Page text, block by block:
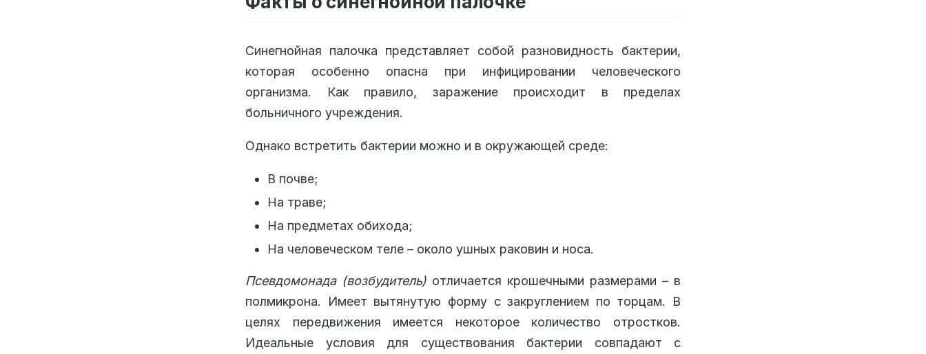
Синегнойная палочка представляет собой разновидность бактерии,
которая особенно опасна при инфицировании человеческого
организма. Как правило, заражение происходит в пределах
больничного учреждения.
Однако встретить бактерии можно и в окружающей среде:
В почве;
На траве;
На предметах обихода;
На человеческом теле – около ушных раковин и носа.
Псевдомонада (возбудитель) отличается крошечными размерами – в
полмикрона. Имеет вытянутую форму с закруглением по торцам. В
целях передвижения имеется некоторое количество отростков.
Идеальные условия для существования бактерии совпадают с